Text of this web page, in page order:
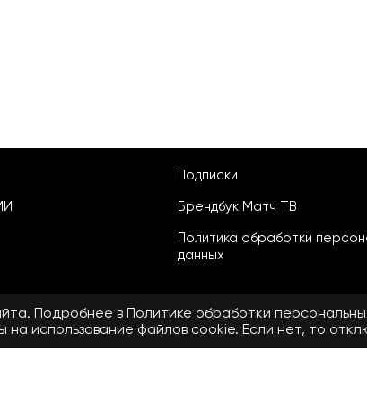
Подписки
Брендбук Матч ТВ
Политика обработки
данных
Подробнее в Политике обработки
использование файлов cookie. Если нет, то